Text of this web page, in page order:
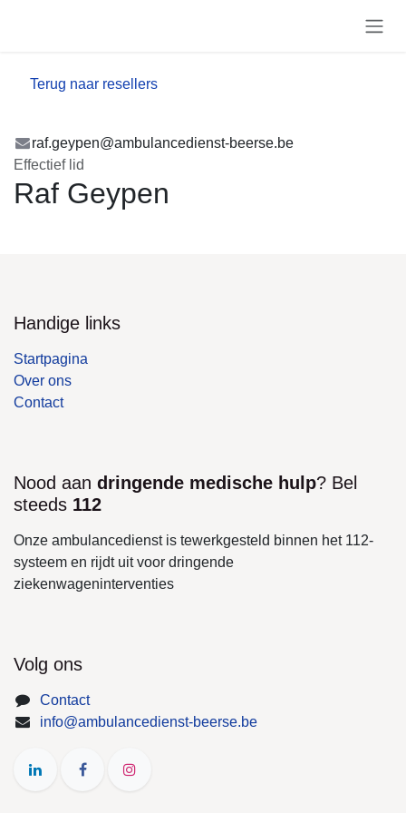
Terug naar resellers
raf.geypen@ambulancedienst-beerse.be
Effectief lid
Raf Geypen
Handige links
Startpagina
Over ons
Contact
Nood aan dringende medische hulp? Bel
steeds 112
Onze ambulancedienst is tewerkgesteld binnen het 112-
systeem en rijdt uit voor dringende
ziekenwageninterventies
Volg ons
Contact
info@ambulancedienst-beerse.be